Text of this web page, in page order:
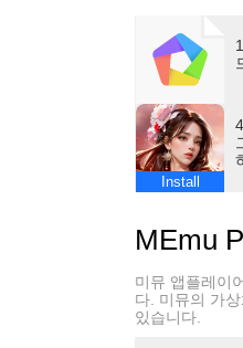
◆밤낮없는
방치해도 폭
위·촉·오·신·
용장, 보위군,
자유롭게 배
◆24시간 언
"조조봉운", "
◆피지컬
피지컬로 압
팀 보스 레이
◆공식 라운
Install
MEmu
미뮤 앱플레이
다. 미뮤의 가
있습니다.